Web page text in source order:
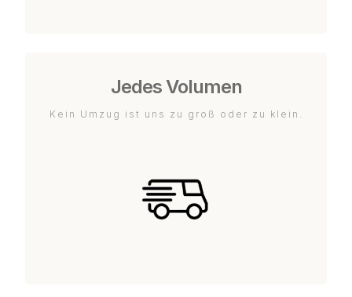
Jedes Volumen
Kein Umzug ist uns zu groß oder zu klein.